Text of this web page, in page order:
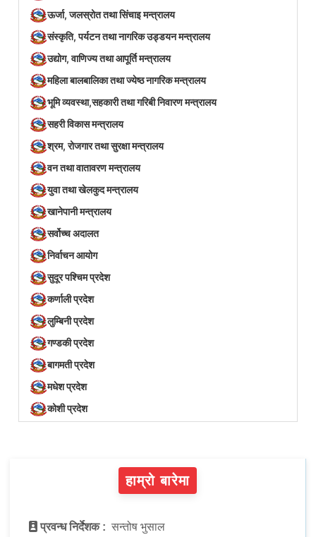
ऊर्जा, जलस्रोत तथा सिंचाइ मन्त्रालय
संस्कृति, पर्यटन तथा नागरिक उड्डयन मन्त्रालय
उद्योग, वाणिज्य तथा आपूर्ति मन्त्रालय
महिला बालबालिका तथा ज्येष्ठ नागरिक मन्त्रालय
भूमि व्यवस्था,सहकारी तथा गरिबी निवारण मन्त्रालय
सहरी विकास मन्त्रालय
श्रम, रोजगार तथा सुरक्षा मन्त्रालय
वन तथा वातावरण मन्त्रालय
युवा तथा खेलकुद मन्त्रालय
खानेपानी मन्त्रालय
सर्वोच्च अदालत
निर्वाचन आयोग
सुदूर पश्चिम प्रदेश
कर्णाली प्रदेश
लुम्बिनी प्रदेश
गण्डकी प्रदेश
बागमती प्रदेश
मधेश प्रदेश
कोशी प्रदेश
हाम्रो बारेमा
प्रवन्ध निर्देशक : सन्तोष भुसाल